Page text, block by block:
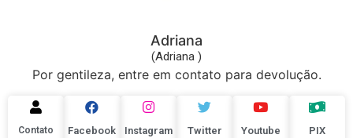
Adriana
(Adriana )
Por gentileza, entre em contato para devolução.
Contato Facebook Instagram Twitter Youtube PIX